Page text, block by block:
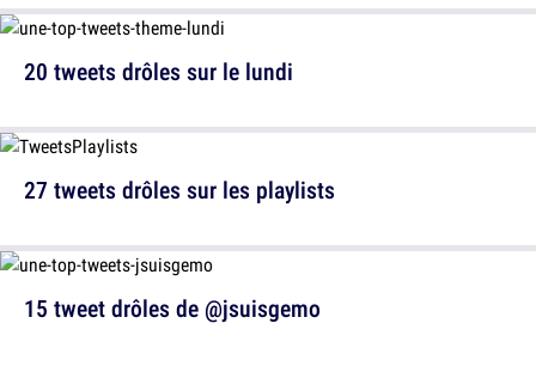
20 tweets drôles sur le lundi
15 tweet drôles de @jsuisgemo
27 tweets drôles sur les playlists